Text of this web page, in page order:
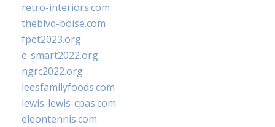
retro-interiors.com
theblvd-boise.com
fpet2023.org
e-smart2022.org
ngrc2022.org
leesfamilyfoods.com
lewis-lewis-cpas.com
eleontennis.com